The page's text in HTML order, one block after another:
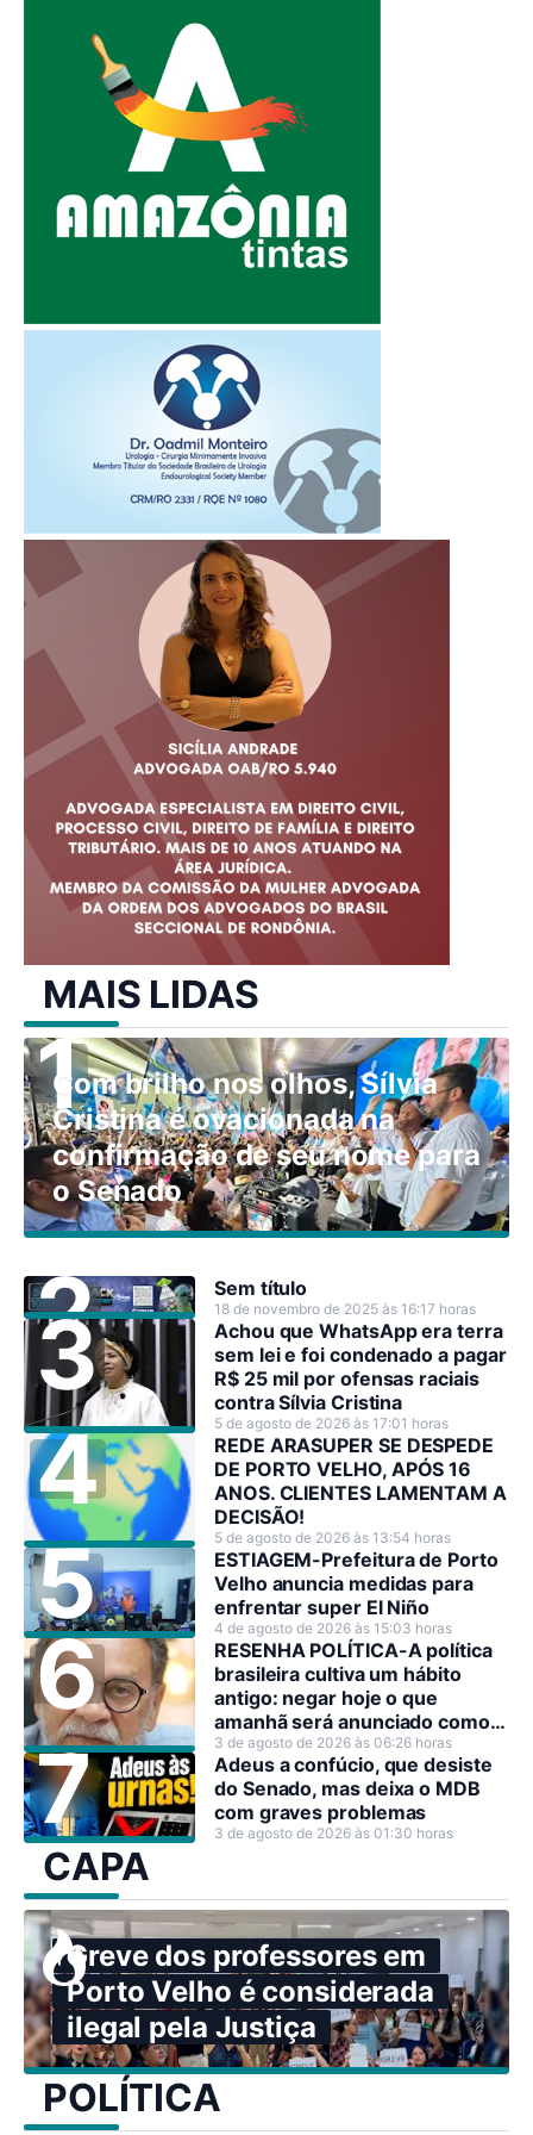
MAIS LIDAS
Com brilho nos olhos, Sílvia
Cristina é ovacionada na
confirmação de seu nome para
o Senado
Sem título
18 de novembro de 2025 às 16:17 horas
Achou que WhatsApp era terra
sem lei e foi condenado a pagar
R$ 25 mil por ofensas raciais
contra Sílvia Cristina
5 de agosto de 2026 às 17:01 horas
REDE ARASUPER SE DESPEDE
DE PORTO VELHO, APÓS 16
ANOS. CLIENTES LAMENTAM A
DECISÃO!
5 de agosto de 2026 às 13:54 horas
ESTIAGEM-Prefeitura de Porto
Velho anuncia medidas para
enfrentar super El Niño
4 de agosto de 2026 às 15:03 horas
RESENHA POLÍTICA-A política
brasileira cultiva um hábito
antigo: negar hoje o que
amanhã será anunciado como
decisão estratégica.
3 de agosto de 2026 às 06:26 horas
Adeus a confúcio, que desiste
do Senado, mas deixa o MDB
com graves problemas
3 de agosto de 2026 às 01:30 horas
CAPA
Greve dos professores em
Porto Velho é considerada
ilegal pela Justiça
POLÍTICA